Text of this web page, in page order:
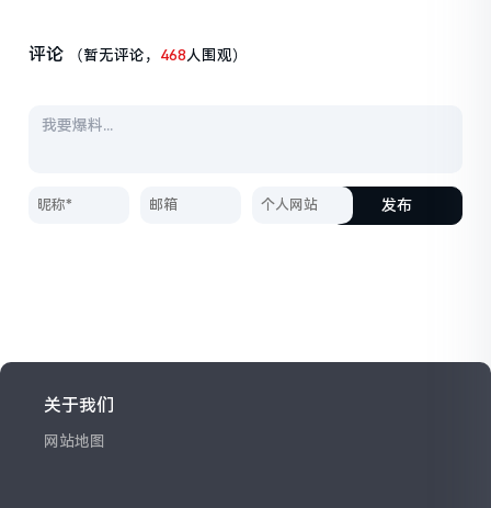
评论 （暂无评论， 468人围观）
发布
关于我们
网站地图